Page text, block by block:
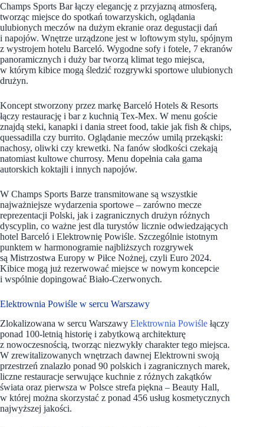
Champs Sports Bar łączy elegancję z przyjazną atmosferą,
tworząc miejsce do spotkań towarzyskich, oglądania
ulubionych meczów na dużym ekranie oraz degustacji dań
i napojów. Wnętrze urządzone jest w loftowym stylu, spójnym
z wystrojem hotelu Barceló. Wygodne sofy i fotele, 7 ekranów
panoramicznych i duży bar tworzą klimat tego miejsca,
w którym kibice mogą śledzić rozgrywki sportowe ulubionych
drużyn.
Koncept stworzony przez markę Barceló Hotels & Resorts
łączy restaurację i bar z kuchnią Tex-Mex. W menu goście
znajdą steki, kanapki i dania street food, takie jak fish & chips,
quessadilla czy burrito. Oglądanie meczów umilą przekąski:
nachosy, oliwki czy krewetki. Na fanów słodkości czekają
natomiast kultowe churrosy. Menu dopełnia cała gama
autorskich koktajli i innych napojów.
W Champs Sports Barze transmitowane są wszystkie
najważniejsze wydarzenia sportowe – zarówno mecze
reprezentacji Polski, jak i zagranicznych drużyn różnych
dyscyplin, co ważne jest dla turystów licznie odwiedzających
hotel Barceló i Elektrownię Powiśle. Szczególnie istotnym
punktem w harmonogramie najbliższych rozgrywek
są Mistrzostwa Europy w Piłce Nożnej, czyli Euro 2024.
Kibice mogą już rezerwować miejsce w nowym koncepcie
i wspólnie dopingować Biało-Czerwonych.
Elektrownia Powiśle w sercu Warszawy
Zlokalizowana w sercu Warszawy Elektrownia Powiśle łączy
ponad 100-letnią historię i zabytkową architekturę
z nowoczesnością, tworząc niezwykły charakter tego miejsca.
W zrewitalizowanych wnętrzach dawnej Elektrowni swoją
przestrzeń znalazło ponad 90 polskich i zagranicznych marek,
liczne restauracje serwujące kuchnie z różnych zakątków
świata oraz pierwsza w Polsce strefa piękna – Beauty Hall,
w której można skorzystać z ponad 456 usług kosmetycznych
najwyższej jakości.